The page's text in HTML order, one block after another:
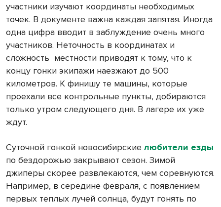
участники изучают координаты необходимых
точек. В документе важна каждая запятая. Иногда
одна цифра вводит в заблуждение очень много
участников. Неточность в координатах и
сложность местности приводят к тому, что к
концу гонки экипажи наезжают до 500
километров. К финишу те машины, которые
проехали все контрольные пункты, добираются
только утром следующего дня. В лагере их уже
ждут.
Суточной гонкой новосибирские любители езды
по бездорожью закрывают сезон. Зимой
джиперы скорее развлекаются, чем соревнуются.
Например, в середине февраля, с появлением
первых теплых лучей солнца, будут гонять по